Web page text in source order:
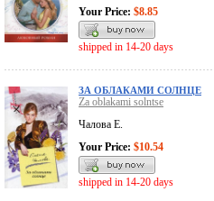
Your Price: $8.85
shipped in 14-20 days
ЗА ОБЛАКАМИ СОЛНЦЕ
Za oblakami solntse
Чалова Е.
Your Price: $10.54
shipped in 14-20 days